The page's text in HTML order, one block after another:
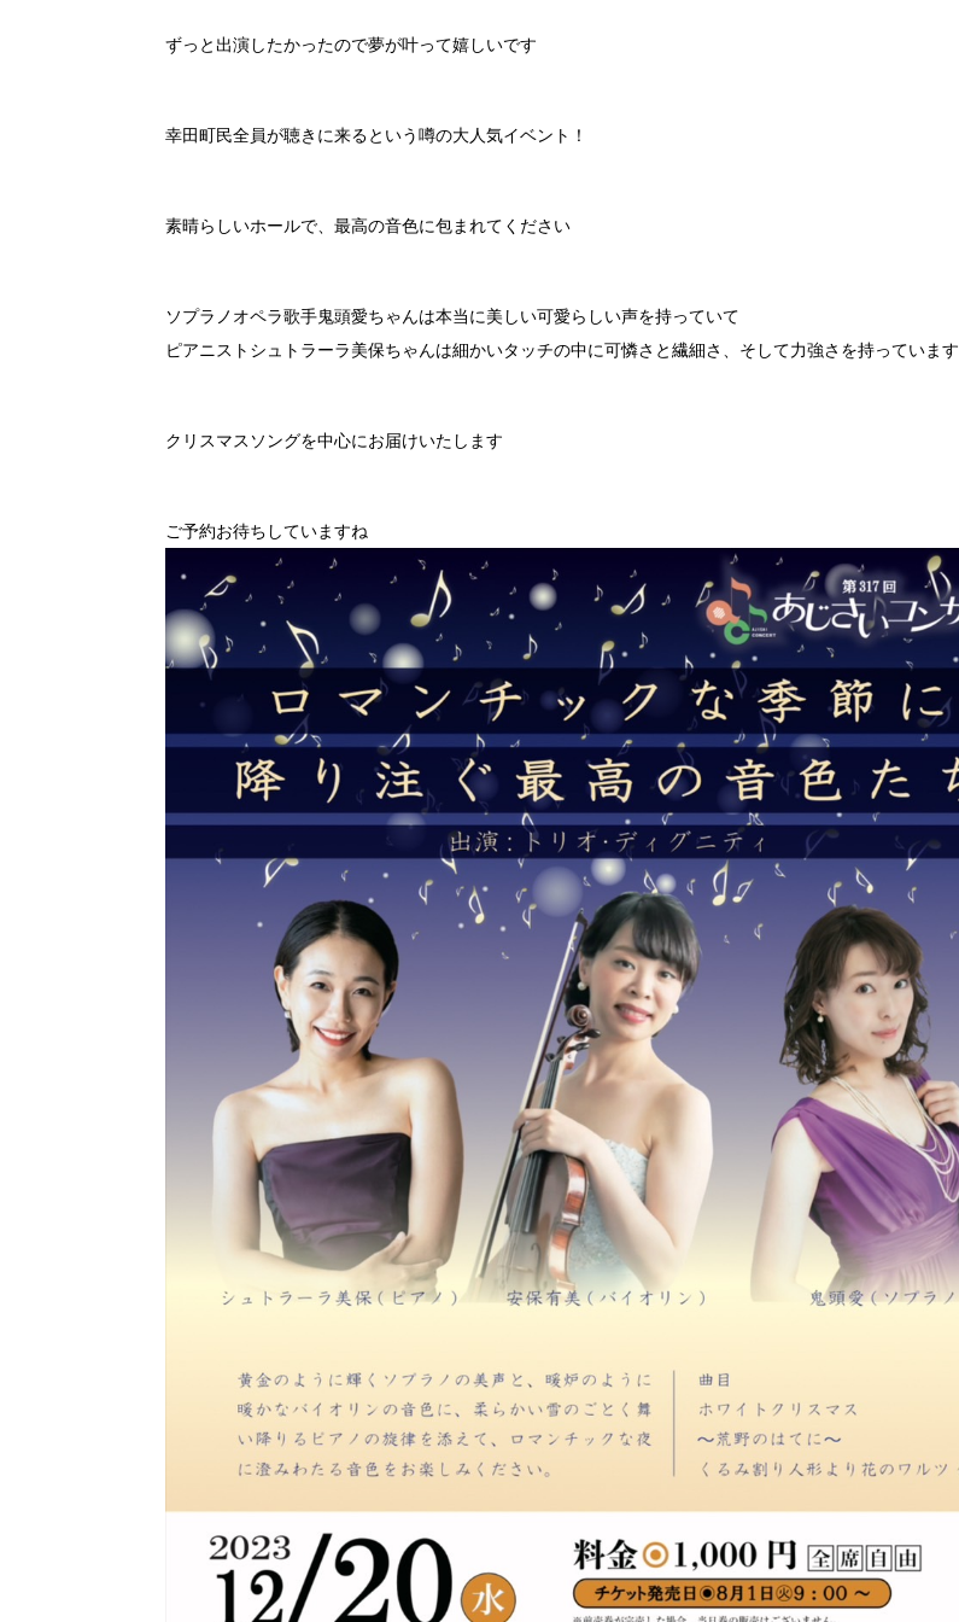
ずっと出演したかったので夢が叶って嬉しいです
幸田町民全員が聴きに来るという噂の大人気イベント！
素晴らしいホールで、最高の音色に包まれてください
ソプラノオペラ歌手鬼頭愛ちゃんは本当に美しい可愛らしい声を持っていて
ピアニストシュトラーラ美保ちゃんは細かいタッチの中に可憐さと繊細さ、そして力強さを持っています
クリスマスソングを中心にお届けいたします
ご予約お待ちしていますね